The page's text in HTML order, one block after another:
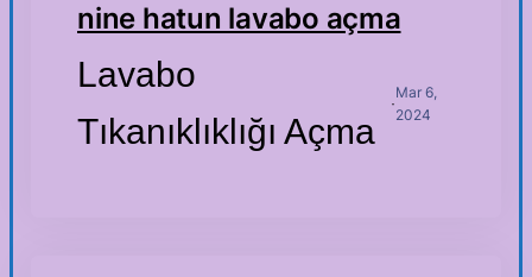
nine hatun lavabo açma
Lavabo
Tıkanıklıklığı Açma
·
Mar 6,
2024